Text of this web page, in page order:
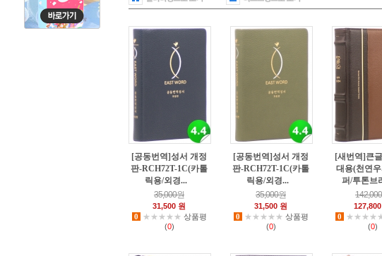
[공동번역]성서 개정
판-RCH72T-1C(카톨
릭용/외경...
35,000원
31,500 원
0
★★★★★ 상품평
(0)
[공동번역]성서 개정
판-RCH72T-1C(카톨
릭용/외경...
35,000원
31,500 원
0
★★★★★ 상품평
(0)
[새번역]큰
대용(천연우
퍼/투톤브
0
(0)